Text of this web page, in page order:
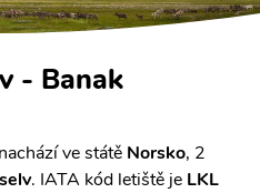
- Banak
ve státě Norsko, 2
. IATA kód letiště je LKL